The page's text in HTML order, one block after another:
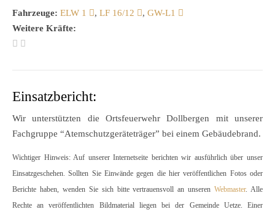
Fahrzeuge: ELW 1 , LF 16/12 , GW-L1
Weitere Kräfte:
Einsatzbericht:
Wir unterstützten die Ortsfeuerwehr Dollbergen mit unserer
Fachgruppe “Atemschutzgeräteträger” bei einem Gebäudebrand.
Wichtiger Hinweis: Auf unserer Internetseite berichten wir ausführlich über unser
Einsatzgeschehen. Sollten Sie Einwände gegen die hier veröffentlichen Fotos oder
Berichte haben, wenden Sie sich bitte vertrauensvoll an unserenWebmaster. Alle
Rechte an veröffentlichten Bildmaterial liegen bei der Gemeinde Uetze. Einer